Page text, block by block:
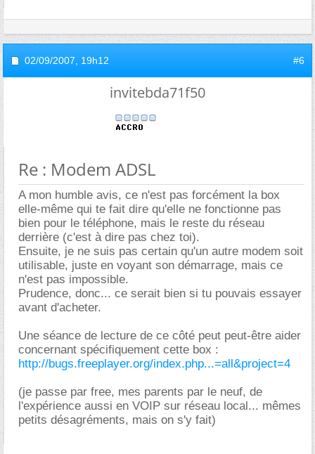
02/09/2007, 19h12 #6
invitebda71f50
Re : Modem ADSL
A mon humble avis, ce n'est pas forcément la box
elle-même qui te fait dire qu'elle ne fonctionne pas
bien pour le téléphone, mais le reste du réseau
derrière (c'est à dire pas chez toi).
Ensuite, je ne suis pas certain qu'un autre modem soit
utilisable, juste en voyant son démarrage, mais ce
n'est pas impossible.
Prudence, donc... ce serait bien si tu pouvais essayer
avant d'acheter.
Une séance de lecture de ce côté peut peut-être aider
concernant spécifiquement cette box :
http://bugs.freeplayer.org/index.php...=all&project=4
(je passe par free, mes parents par le neuf, de
l'expérience aussi en VOIP sur réseau local... mêmes
petits désagréments, mais on s'y fait)